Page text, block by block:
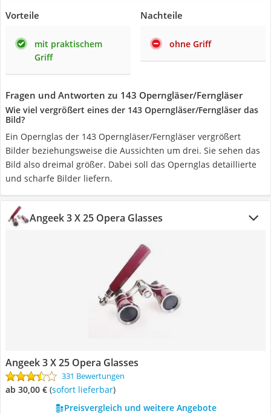
Vorteile
mit praktischem
Griff
Nachteile
ohne Griff
Fragen und Antworten zu 143 Operngläser/Ferngläser
Wie viel vergrößert eines der 143 Operngläser/Ferngläser das
Bild?
Ein Opernglas der 143 Operngläser/Ferngläser vergrößert
Bilder beziehungsweise die Aussichten um drei. Sie sehen das
Bild also dreimal größer. Dabei soll das Opernglas detaillierte
und scharfe Bilder liefern.
Angeek 3 X 25 Opera Glasses
Angeek 3 X 25 Opera Glasses
331 Bewertungen
ab 30,00 € ( Sofort lieferbar)
Preisvergleich und weitere Angebote